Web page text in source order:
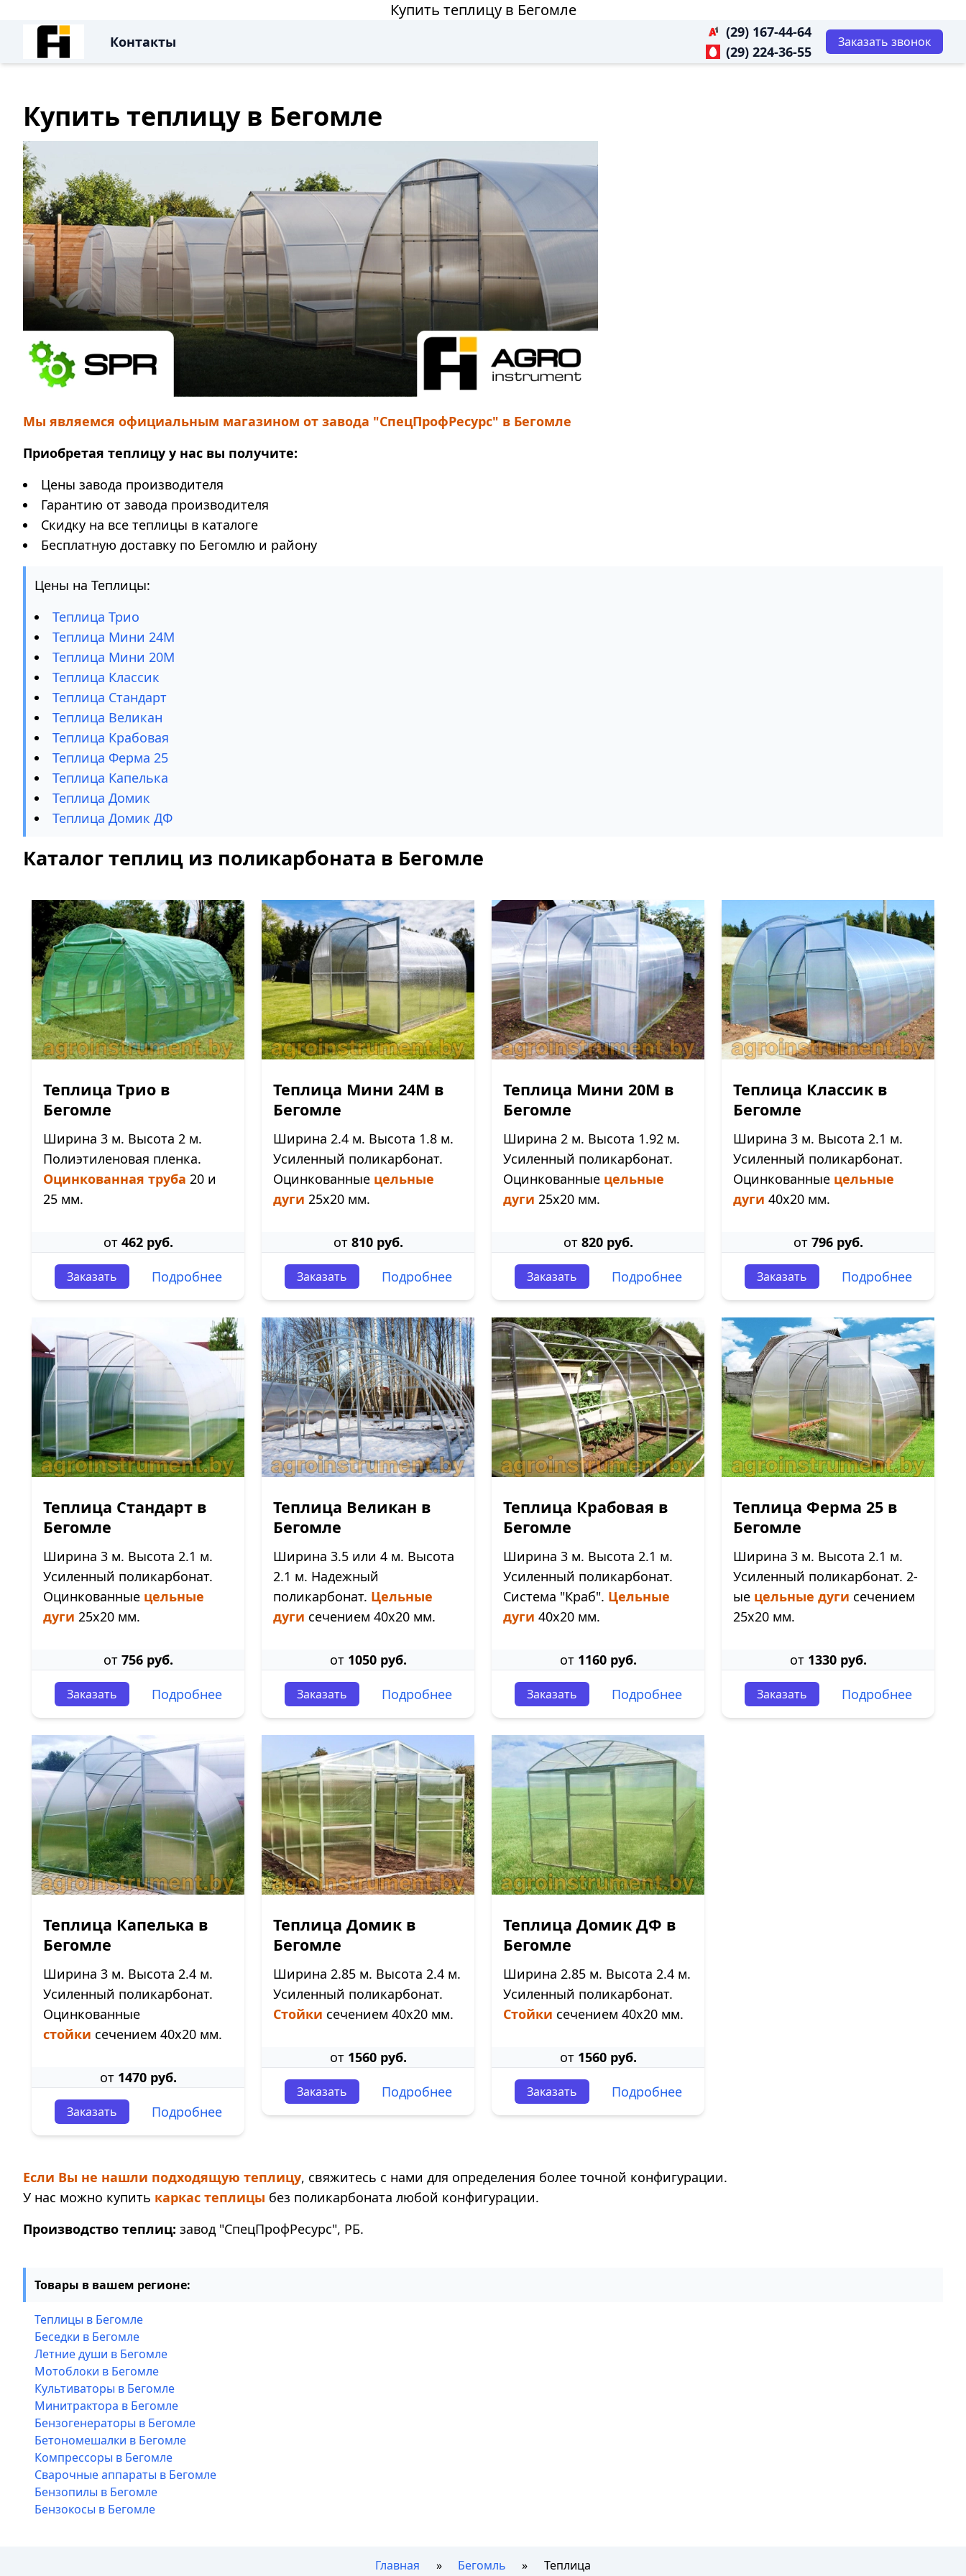
Купить теплицу в Бегомле
Контакты
(29) 167-44-64
(29) 224-36-55
Заказать звонок
Купить теплицу в Бегомле
Мы являемся официальным магазином от завода "СпецПрофРесурс" в Бегомле
Приобретая теплицу у нас вы получите:
Цены завода производителя
Гарантию от завода производителя
Скидку на все теплицы в каталоге
Бесплатную доставку по Бегомлю и району
Цены на Теплицы:
Теплица Трио
Теплица Мини 24М
Теплица Мини 20М
Теплица Классик
Теплица Стандарт
Теплица Великан
Теплица Крабовая
Теплица Ферма 25
Теплица Капелька
Теплица Домик
Теплица Домик ДФ
Каталог теплиц из поликарбоната в Бегомле
Теплица Трио в
Бегомле
Ширина 3 м. Высота 2 м.
Полиэтиленовая пленка.
Оцинкованная труба 20 и
25 мм.
от 462 руб.
Заказать Подробнее
Теплица Мини 24М в
Бегомле
Ширина 2.4 м. Высота 1.8 м.
Усиленный поликарбонат.
Оцинкованные цельные
дуги 25х20 мм.
от 810 руб.
Заказать Подробнее
Теплица Мини 20М в
Бегомле
Ширина 2 м. Высота 1.92 м.
Усиленный поликарбонат.
Оцинкованные цельные
дуги 25х20 мм.
от 820 руб.
Заказать Подробнее
Теплица Классик в
Бегомле
Ширина 3 м. Высота 2.1 м.
Усиленный поликарбонат.
Оцинкованные цельные
дуги 40х20 мм.
от 796 руб.
Заказать Подробнее
Теплица Стандарт в
Бегомле
Ширина 3 м. Высота 2.1 м.
Усиленный поликарбонат.
Оцинкованные цельные
дуги 25х20 мм.
от 756 руб.
Заказать Подробнее
Теплица Великан в
Бегомле
Ширина 3.5 или 4 м. Высота
2.1 м. Надежный
поликарбонат. Цельные
дуги сечением 40х20 мм.
от 1050 руб.
Заказать Подробнее
Теплица Крабовая в
Бегомле
Ширина 3 м. Высота 2.1 м.
Усиленный поликарбонат.
Система "Краб". Цельные
дуги 40х20 мм.
от 1160 руб.
Заказать Подробнее
Теплица Ферма 25 в
Бегомле
Ширина 3 м. Высота 2.1 м.
Усиленный поликарбонат. 2-
ые цельные дуги сечением
25х20 мм.
от 1330 руб.
Заказать Подробнее
Теплица Капелька в
Бегомле
Ширина 3 м. Высота 2.4 м.
Усиленный поликарбонат.
Оцинкованные
стойки сечением 40х20 мм.
от 1470 руб.
Заказать Подробнее
Теплица Домик в
Бегомле
Ширина 2.85 м. Высота 2.4 м.
Усиленный поликарбонат.
Стойки сечением 40х20 мм.
от 1560 руб.
Заказать Подробнее
Теплица Домик ДФ в
Бегомле
Ширина 2.85 м. Высота 2.4 м.
Усиленный поликарбонат.
Стойки сечением 40х20 мм.
от 1560 руб.
Заказать Подробнее
Если Вы не нашли подходящую теплицу, свяжитесь с нами для определения более точной конфигурации.
У нас можно купить каркас теплицы без поликарбоната любой конфигурации.
Производство теплиц: завод "СпецПрофРесурс", РБ.
Товары в вашем регионе:
Теплицы в Бегомле
Беседки в Бегомле
Летние души в Бегомле
Мотоблоки в Бегомле
Культиваторы в Бегомле
Минитрактора в Бегомле
Бензогенераторы в Бегомле
Бетономешалки в Бегомле
Компрессоры в Бегомле
Сварочные аппараты в Бегомле
Бензопилы в Бегомле
Бензокосы в Бегомле
Главная Бегомль Теплица